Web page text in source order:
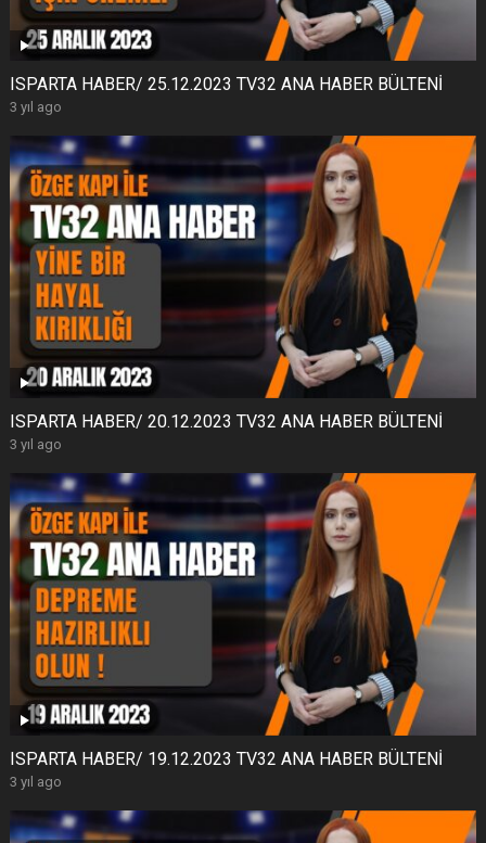
ISPARTA HABER/ 25.12.2023 TV32 ANA HABER BÜLTENİ
3 yıl ago
ISPARTA HABER/ 20.12.2023 TV32 ANA HABER BÜLTENİ
3 yıl ago
ISPARTA HABER/ 19.12.2023 TV32 ANA HABER BÜLTENİ
3 yıl ago